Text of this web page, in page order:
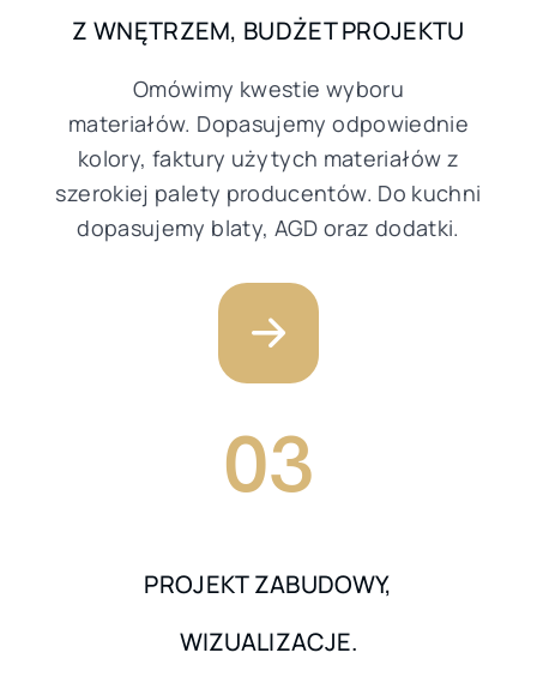
Z WNĘTRZEM, BUDŻET PROJEKTU
Omówimy kwestie wyboru
materiałów. Dopasujemy odpowiednie
kolory, faktury użytych materiałów z
szerokiej palety producentów. Do kuchni
dopasujemy blaty, AGD oraz dodatki.
03
PROJEKT ZABUDOWY,
WIZUALIZACJE.